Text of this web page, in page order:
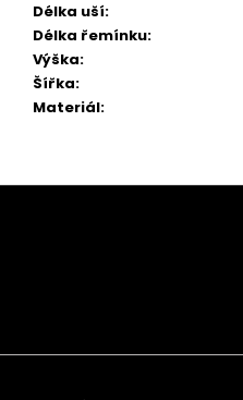
Délka uší:
Délka řemínku:
Výška:
Šířka:
Materiál: